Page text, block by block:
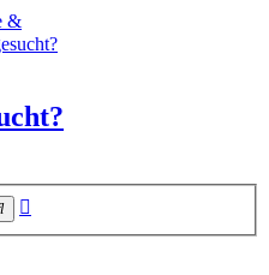
&
Suche